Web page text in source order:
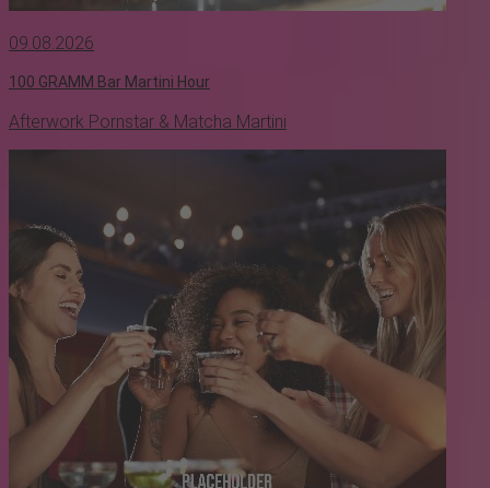
09.08.2026
100 GRAMM Bar Martini Hour
Afterwork Pornstar & Matcha Martini